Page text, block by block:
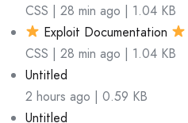
CSS | 28 min ago | 1.04 KB
Exploit Documentation
CSS | 28 min ago | 1.04 KB
Untitled
2 hours ago | 0.59 KB
Untitled